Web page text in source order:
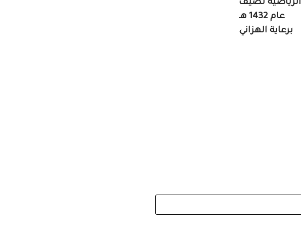
الرياضية لصيف
عام 1432 هـ
برعاية الهزاني